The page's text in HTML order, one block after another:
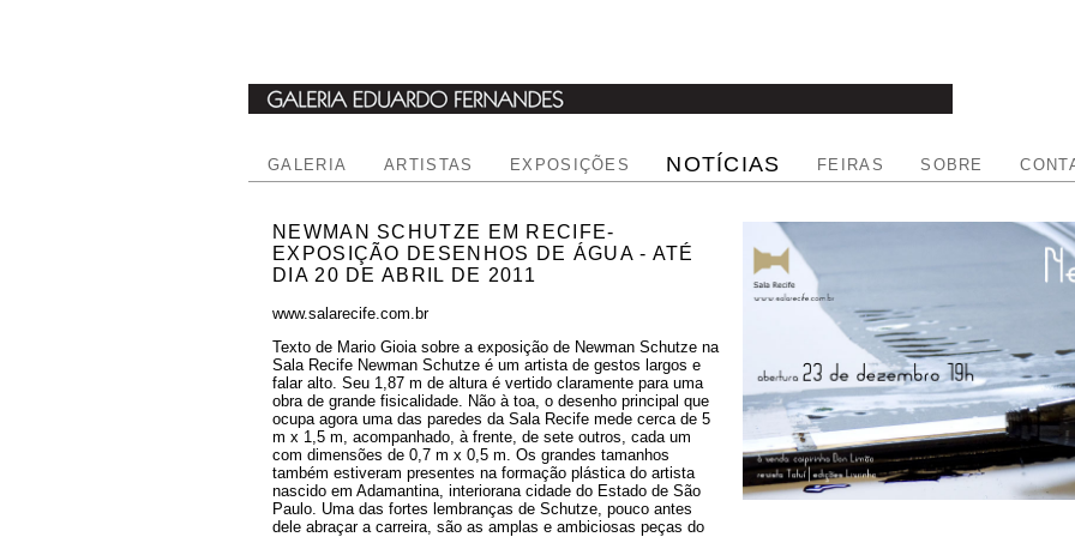
GALERIA ARTISTAS EXPOSIÇÕES NOTÍCIAS FEIRAS SOBRE
NEWMAN SCHUTZE EM RECIFE-
EXPOSIÇÃO DESENHOS DE ÁGUA - ATÉ
DIA 20 DE ABRIL DE 2011
www.salarecife.com.br
Texto de Mario Gioia sobre a exposição de Newman Schutze na
Sala Recife Newman Schutze é um artista de gestos largos e
falar alto. Seu 1,87 m de altura é vertido claramente para uma
obra de grande fisicalidade. Não à toa, o desenho principal que
ocupa agora uma das paredes da Sala Recife mede cerca de 5
m x 1,5 m, acompanhado, à frente, de sete outros, cada um
com dimensões de 0,7 m x 0,5 m. Os grandes tamanhos
também estiveram presentes na formação plástica do artista
nascido em Adamantina, interiorana cidade do Estado de São
Paulo. Uma das fortes lembranças de Schutze, pouco antes
dele abraçar a carreira, são as amplas e ambiciosas peças do